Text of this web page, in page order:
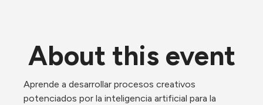
About this event
Aprende a desarrollar procesos creativos
potenciados por la inteligencia artificial para la